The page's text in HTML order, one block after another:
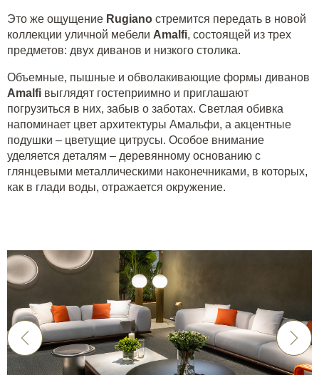
Это же ощущение Rugiano стремится передать в новой
коллекции уличной мебели Amalfi, состоящей из трех
предметов: двух диванов и низкого столика.
Объемные, пышные и обволакивающие формы диванов
Amalfi выглядят гостеприимно и приглашают
погрузиться в них, забыв о заботах. Светлая обивка
напоминает цвет архитектуры Амальфи, а акцентные
подушки – цветущие цитрусы. Особое внимание
уделяется деталям – деревянному основанию с
глянцевыми металлическими наконечниками, в которых,
как в глади воды, отражается окружение.